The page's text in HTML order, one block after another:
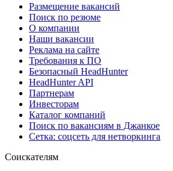
Размещение вакансий
Поиск по резюме
О компании
Наши вакансии
Реклама на сайте
Требования к ПО
Безопасный HeadHunter
HeadHunter API
Партнерам
Инвесторам
Каталог компаний
Поиск по вакансиям в Джанкое
Сетка: соцсеть для нетворкинга
Соискателям